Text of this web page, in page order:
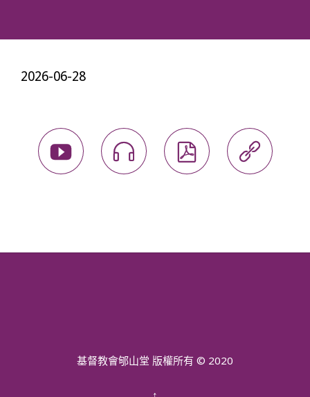
2026-06-28
   
基督教會郇山堂 版權所有 © 2020
↑